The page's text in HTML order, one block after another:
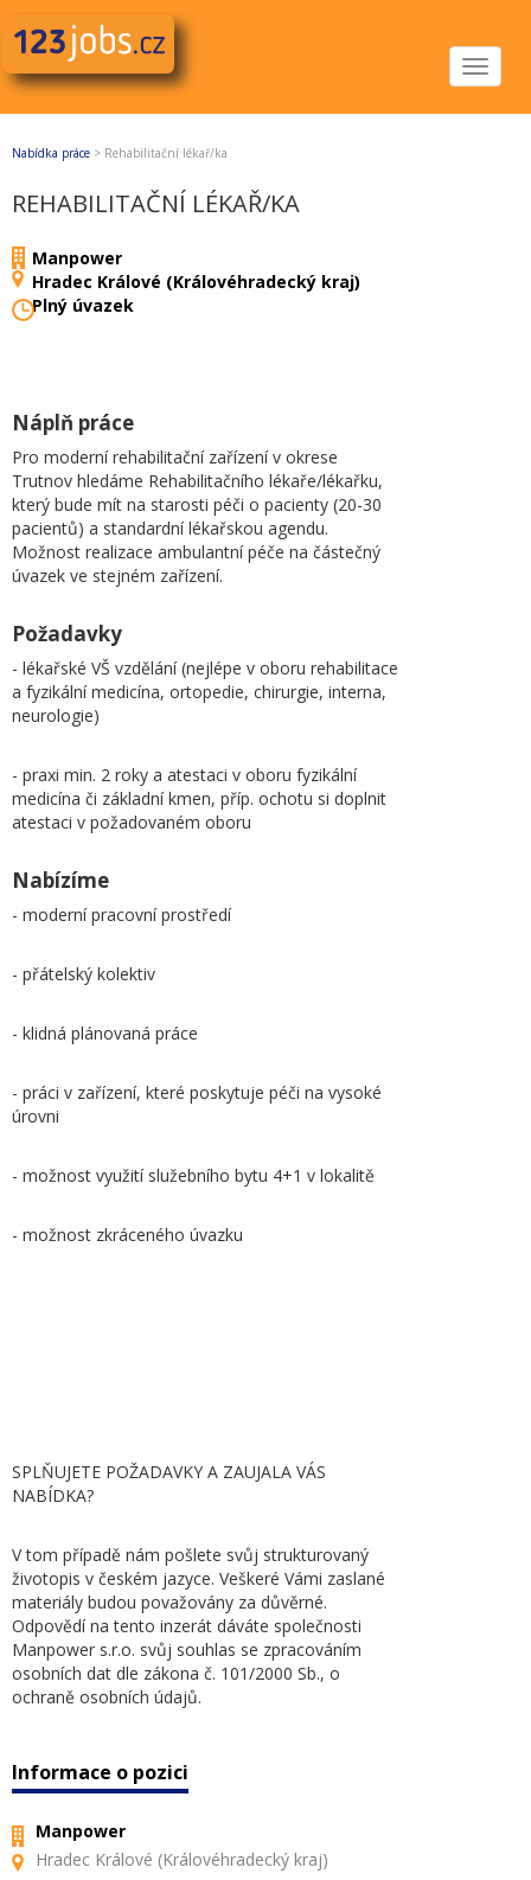
Toggle
Nabídka práce > Rehabilitační lékař/ka
REHABILITAČNÍ LÉKAŘ/KA
Manpower
Hradec Králové (Královéhradecký kraj)
Plný úvazek
Náplň práce
Pro moderní rehabilitační zařízení v okrese
Trutnov hledáme Rehabilitačního lékaře/lékařku,
který bude mít na starosti péči o pacienty (20-30
pacientů) a standardní lékařskou agendu.
Možnost realizace ambulantní péče na částečný
úvazek ve stejném zařízení.
Požadavky
- lékařské VŠ vzdělání (nejlépe v oboru rehabilitace
a fyzikální medicína, ortopedie, chirurgie, interna,
neurologie)
- praxi min. 2 roky a atestaci v oboru fyzikální
medicína či základní kmen, příp. ochotu si doplnit
atestaci v požadovaném oboru
Nabízíme
- moderní pracovní prostředí
- přátelský kolektiv
- klidná plánovaná práce
- práci v zařízení, které poskytuje péči na vysoké
úrovni
- možnost využití služebního bytu 4+1 v lokalitě
- možnost zkráceného úvazku
SPLŇUJETE POŽADAVKY A ZAUJALA VÁS
NABÍDKA?
V tom případě nám pošlete svůj strukturovaný
životopis v českém jazyce. Veškeré Vámi zaslané
materiály budou považovány za důvěrné.
Odpovědí na tento inzerát dáváte společnosti
Manpower s.r.o. svůj souhlas se zpracováním
osobních dat dle zákona č. 101/2000 Sb., o
ochraně osobních údajů.
Informace o pozici
Manpower
Hradec Králové (Královéhradecký kraj)